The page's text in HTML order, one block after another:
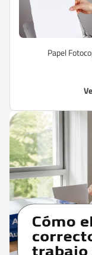
Papel